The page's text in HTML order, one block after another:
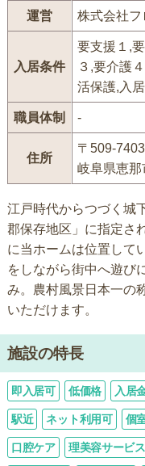
運営 株式会社
入居条件
要支援１,
３,要介護
活保護,入
職員体制 -
住所
〒509-7403
岐阜県恵
江戸時代からつづく城
郡保存地区」に指定さ
に当ホームは位置して
をしながら街中へ遊び
み。農村風景日本一の
いただけます。
施設の特長
即入居可 低価格 入居
駅近 ネット利用可 個
口腔ケア 理美容サービス